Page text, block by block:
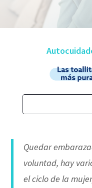
Quedar
voluntad, hay
el ciclo de la